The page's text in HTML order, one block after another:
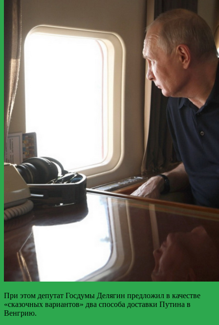
При этом депутат Госдумы Делягин предложил в качестве
«сказочных вариантов» два способа доставки Путина в
Венгрию.